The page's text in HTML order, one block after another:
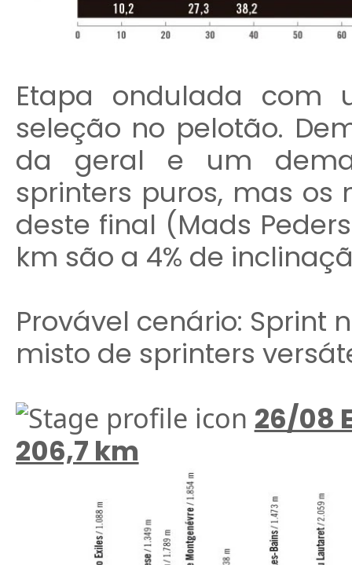
Etapa ondulada com
seleção no pelotão.
da geral e um
sprinters puros, mas os
deste final (Mads
km são a 4% de
Provável cenário: Sprint
misto de sprinters
26/08
206,7 km